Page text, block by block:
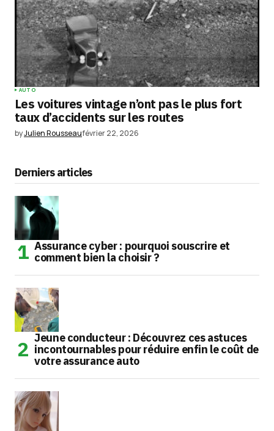
AUTO
Les voitures vintage n’ont pas le plus fort
taux d’accidents sur les routes
byJulien Rousseaufévrier 22, 2026
Derniers articles
Assurance cyber : pourquoi souscrire et
comment bien la choisir ?
Jeune conducteur : Découvrez ces astuces
incontournables pour réduire enfin le coût de
votre assurance auto